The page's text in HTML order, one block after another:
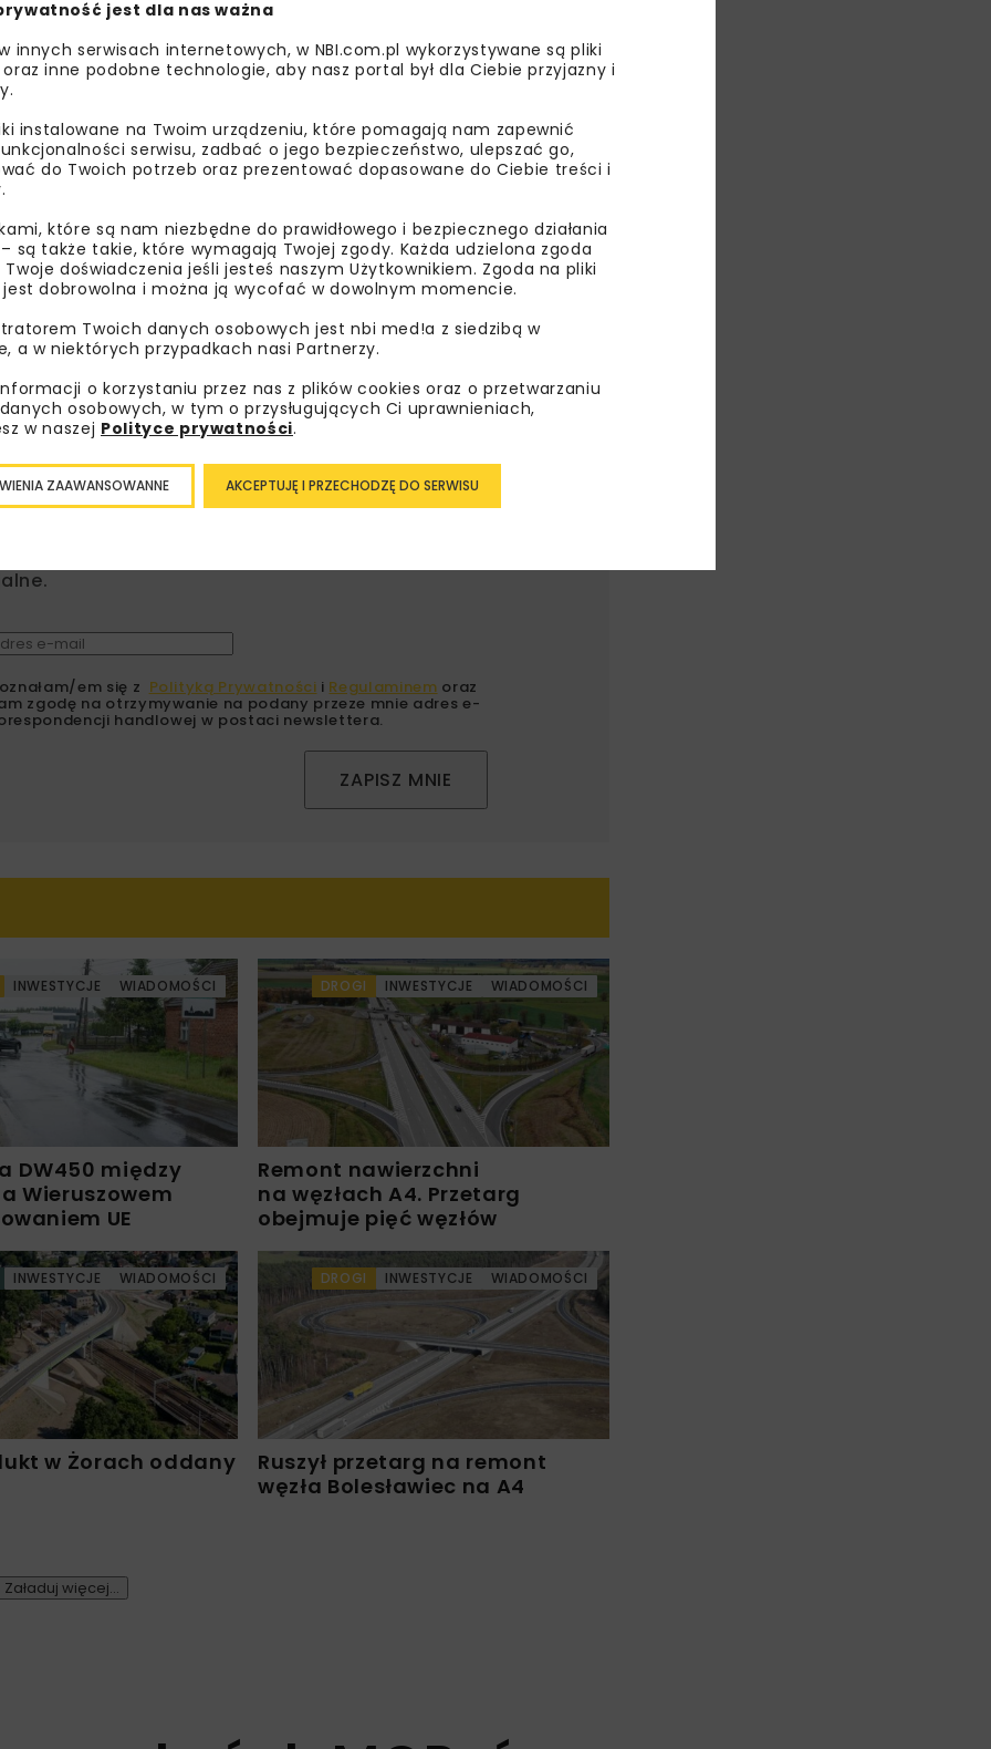
wody – jej oszczędnością i eliminacją nieefektywnego
i rozbudowę sieci wodociągowo-kanalizacyjnych w celu zapewnienia
infrastruktury przyniesie wymierne efekty – zmniejszy ilość
się do poprawy jakości wód i jakości życia mieszkańców –
KPO WODOCIĄGI KĘPIŃSIE ZAGOSPODAROWANIE WÓD
wiedzieć więcej?
się do newslettera aby otrzymywać od nas
em się z Polityką Prywatności i Regulaminem oraz
zgodę na otrzymywanie na podany przeze mnie adres e-
handlowej w postaci newslettera.
ZAPISZ MNIE
INWESTYCJE WIADOMOŚCI
DW450 między
Wieruszowem
UE
DROGI INWESTYCJE WIADOMOŚCI
Remont nawierzchni
na węzłach A4. Przetarg
obejmuje pięć węzłów
INWESTYCJE WIADOMOŚCI
w Żorach oddany
DROGI INWESTYCJE WIADOMOŚCI
Ruszył przetarg na remont
węzła Bolesławiec na A4
Załaduj więcej...
jest dla nas ważna
innych serwisach internetowych, w NBI.com.pl wykorzystywane są pliki
inne podobne technologie, aby nasz portal był dla Ciebie przyjazny i
instalowane na Twoim urządzeniu, które pomagają nam zapewnić
serwisu, zadbać o jego bezpieczeństwo, ulepszać go,
do Twoich potrzeb oraz prezentować dopasowane do Ciebie treści i
które są nam niezbędne do prawidłowego i bezpiecznego działania
są także takie, które wymagają Twojej zgody. Każda udzielona zgoda
doświadczenia jeśli jesteś naszym Użytkownikiem. Zgoda na pliki
dobrowolna i można ją wycofać w dowolnym momencie.
Twoich danych osobowych jest nbi med!a z siedzibą w
a w niektórych przypadkach nasi Partnerzy.
o korzystaniu przez nas z plików cookies oraz o przetwarzaniu
osobowych, w tym o przysługujących Ci uprawnieniach,
w naszej Polityce prywatności.
AKCEPTUJĘ I PRZECHODZĘ DO SERWISU
ZAAWANSOWANNE